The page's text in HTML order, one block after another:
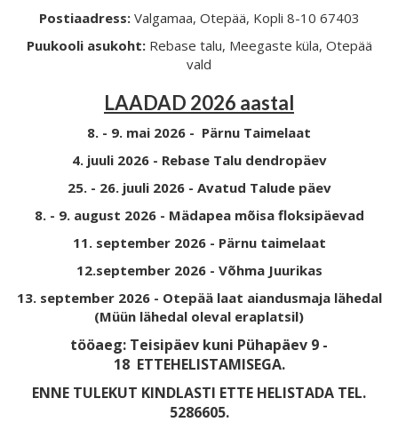
Postiaadress: Valgamaa, Otepää, Kopli 8-10 67403
Puukooli asukoht: Rebase talu, Meegaste küla, Otepää
vald
LAADAD 2026 aastal
8. - 9. mai 2026 - Pärnu Taimelaat
4. juuli 2026 - Rebase Talu dendropäev
25. - 26. juuli 2026 - Avatud Talude päev
8. - 9. august 2026 - Mädapea mõisa floksipäevad
11. september 2026 - Pärnu taimelaat
12.september 2026 - Võhma Juurikas
13. september 2026 - Otepää laat aiandusmaja lähedal
(Müün lähedal oleval eraplatsil)
tööaeg: Teisipäev kuni Pühapäev 9 -
18 ETTEHELISTAMISEGA.
ENNE TULEKUT KINDLASTI ETTE HELISTADA TEL.
5286605.